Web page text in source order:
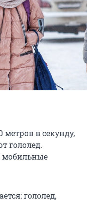
в секунду,
гололед.
мобильные
гололед,